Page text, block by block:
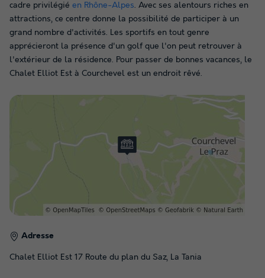
cadre privilégié en Rhône-Alpes. Avec ses alentours riches en
attractions, ce centre donne la possibilité de participer à un
grand nombre d'activités. Les sportifs en tout genre
apprécieront la présence d'un golf que l'on peut retrouver à
l'extérieur de la résidence. Pour passer de bonnes vacances, le
Chalet Elliot Est à Courchevel est un endroit rêvé.
Adresse
Chalet Elliot Est 17 Route du plan du Saz, La Tania